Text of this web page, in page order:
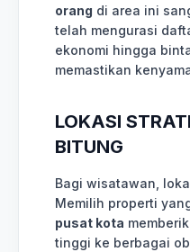
orang di area ini
telah mengurasi
ekonomi hingga
memastikan
LOKASI
BITUNG
Bagi wisatawan,
Memilih properti
pusat kota
tinggi ke berbagai